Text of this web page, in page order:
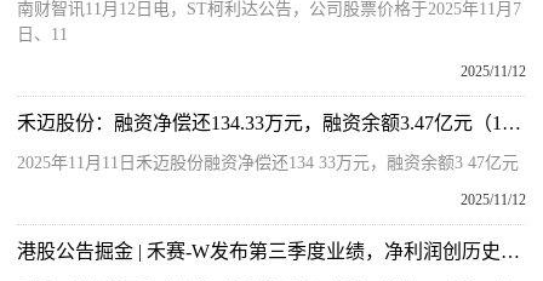
南财智讯11月12日电，ST柯利达公告，公司股票价格于2025年11月7
日、11
2025/11/12
禾迈股份：融资净偿还134.33万元，融资余额3.47亿元（11-11）
2025年11月11日禾迈股份融资净偿还134 33万元，融资余额3 47亿元
2025/11/12
港股公告掘金 | 禾赛-W发布第三季度业绩，净利润创历史新高，达到2.56亿元 今日热讯